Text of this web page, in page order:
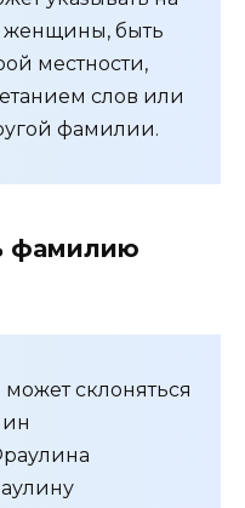
женщины, быть
местности,
слов или
фамилии.
фамилию
склоняться